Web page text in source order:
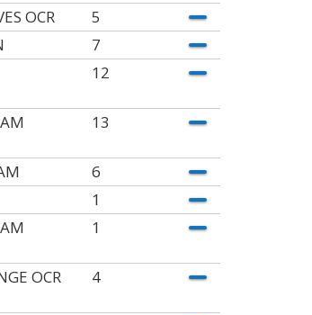
OCR
5
7
12
13
6
1
1
OCR 4